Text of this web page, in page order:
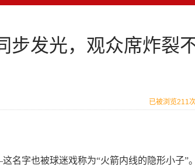
步发光，观众席炸裂
已被浏览211次
字也被球迷戏称为“火箭内线的隐形小子”。